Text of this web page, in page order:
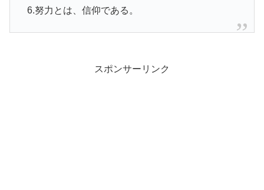
6.努力とは、信仰である。
スポンサーリンク